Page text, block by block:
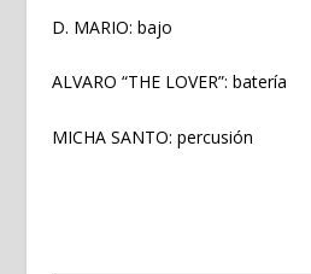
D. MARIO: bajo
ALVARO “THE LOVER”: batería
MICHA SANTO: percusión